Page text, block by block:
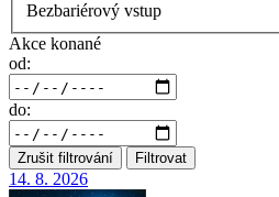
Bezbariérový vstup
Akce konané
od:
do:
Zrušit filtrování Filtrovat
14. 8. 2026